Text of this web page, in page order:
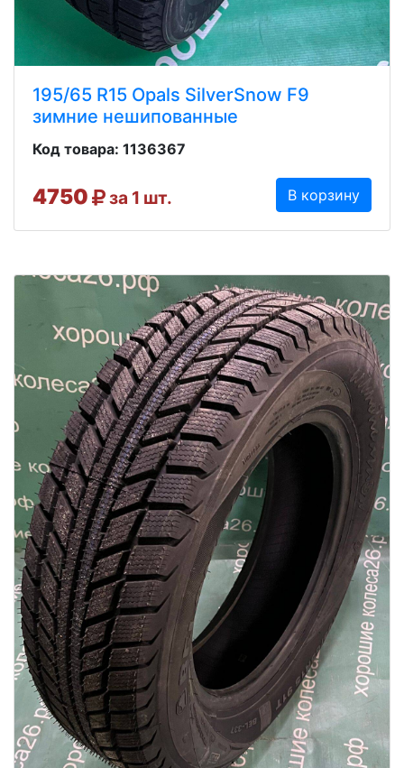
195/65 R15 Opals SilverSnow F9
зимние нешипованные
Код товара: 1136367
4750 за 1 шт. В корзину